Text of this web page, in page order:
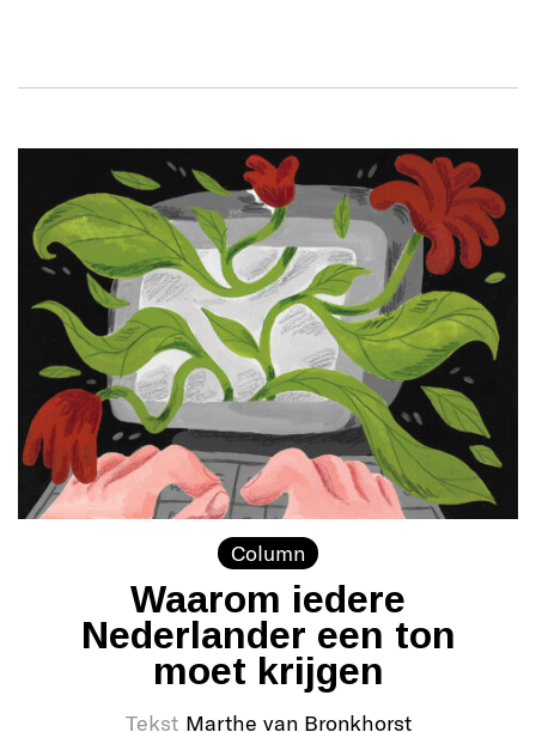
Column
Waarom iedere
Nederlander een ton
moet krijgen
Tekst Marthe van Bronkhorst